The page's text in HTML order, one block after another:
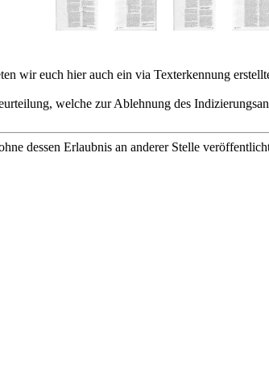
wir euch hier auch ein via Texterkennung
welche zur Ablehnung des
dessen Erlaubnis an anderer Stelle